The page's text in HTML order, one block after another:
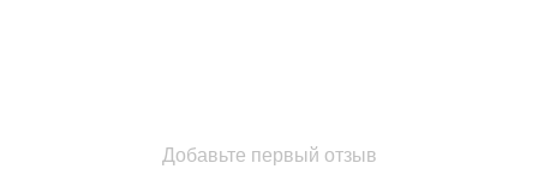
Добавьте первый отзыв